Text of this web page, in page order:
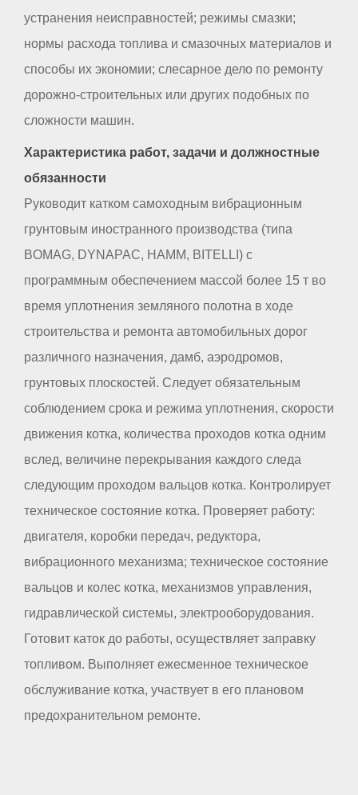
устранения неисправностей; режимы смазки;
нормы расхода топлива и смазочных материалов и
способы их экономии; слесарное дело по ремонту
дорожно-строительных или других подобных по
сложности машин.
Характеристика работ, задачи и должностные
обязанности
Руководит катком самоходным вибрационным
грунтовым иностранного производства (типа
BOMAG, DYNAPAC, НАММ, BITELLI) с
программным обеспечением массой более 15 т во
время уплотнения земляного полотна в ходе
строительства и ремонта автомобильных дорог
различного назначения, дамб, аэродромов,
грунтовых плоскостей. Следует обязательным
соблюдением срока и режима уплотнения, скорости
движения котка, количества проходов котка одним
вслед, величине перекрывания каждого следа
следующим проходом вальцов котка. Контролирует
техническое состояние котка. Проверяет работу:
двигателя, коробки передач, редуктора,
вибрационного механизма; техническое состояние
вальцов и колес котка, механизмов управления,
гидравлической системы, электрооборудования.
Готовит каток до работы, осуществляет заправку
топливом. Выполняет ежесменное техническое
обслуживание котка, участвует в его плановом
предохранительном ремонте.